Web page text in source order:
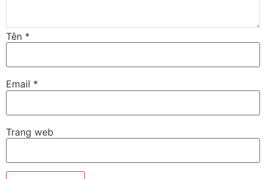
Tên *
Email *
Trang web